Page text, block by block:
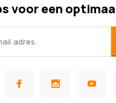
voor een